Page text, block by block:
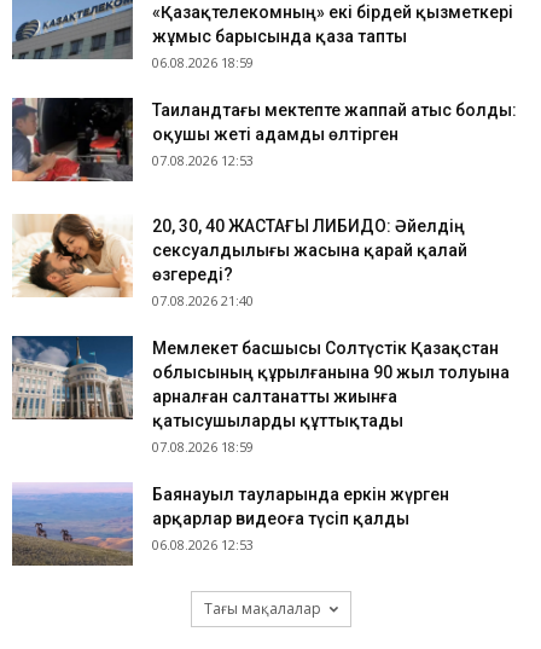
«Қазақтелекомның» екі бірдей қызметкері
жұмыс барысында қаза тапты
06.08.2026 18:59
Таиландтағы мектепте жаппай атыс болды:
оқушы жеті адамды өлтірген
07.08.2026 12:53
​20, 30, 40 ЖАСТАҒЫ ЛИБИДО: Әйелдің
сексуалдылығы жасына қарай қалай
өзгереді?
07.08.2026 21:40
Мемлекет басшысы Солтүстік Қазақстан
облысының құрылғанына 90 жыл толуына
арналған салтанатты жиынға
қатысушыларды құттықтады
07.08.2026 18:59
Баянауыл тауларында еркін жүрген
арқарлар видеоға түсіп қалды
06.08.2026 12:53
Тағы мақалалар